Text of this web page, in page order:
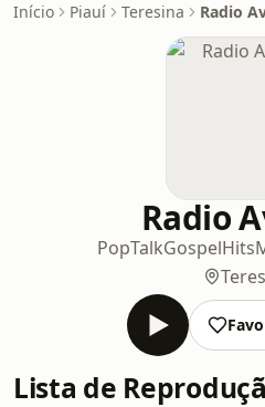
Início Piauí Teresina Radio
Radio
PopTalkGospelHits
Lista de